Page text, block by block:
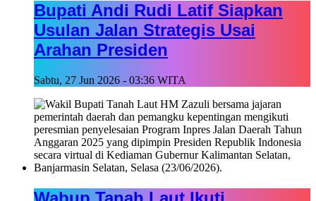
Bupati Andi Rudi Latif Siapkan
Usulan Jalan Strategis Usai
Arahan Presiden
Sabtu, 27 Jun 2026 - 03:36 WITA